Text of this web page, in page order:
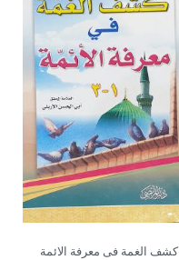
کشف الغمة فی معرفة الائمة